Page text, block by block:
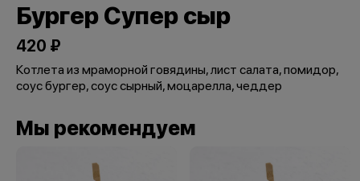
Бургер Супер сыр
420 ₽
Котлета из мраморной говядины, лист салата, помидор,
соус бургер, соус сырный, моцарелла, чеддер
Мы рекомендуем